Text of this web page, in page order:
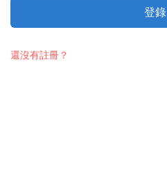
登錄
還沒有註冊？